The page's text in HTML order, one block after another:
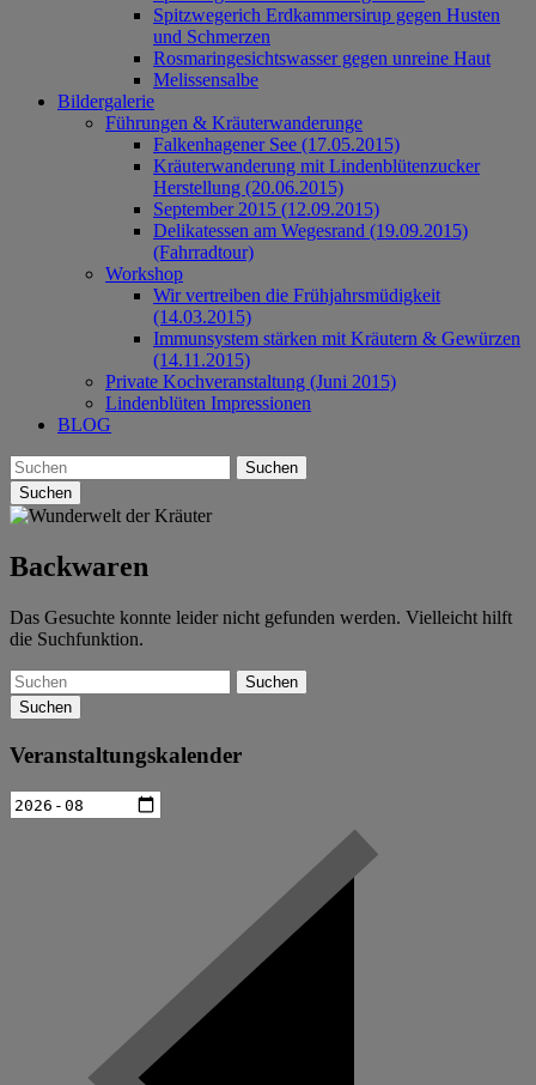
Spitzwegerich Erdkammersirup gegen Husten
und Schmerzen
Rosmaringesichtswasser gegen unreine Haut
Melissensalbe
Bildergalerie
Führungen & Kräuterwanderunge
Falkenhagener See (17.05.2015)
Kräuterwanderung mit Lindenblütenzucker
Herstellung (20.06.2015)
September 2015 (12.09.2015)
Delikatessen am Wegesrand (19.09.2015)
(Fahrradtour)
Workshop
Wir vertreiben die Frühjahrsmüdigkeit
(14.03.2015)
Immunsystem stärken mit Kräutern & Gewürzen
(14.11.2015)
Private Kochveranstaltung (Juni 2015)
Lindenblüten Impressionen
BLOG
Suchen
Backwaren
Das Gesuchte konnte leider nicht gefunden werden. Vielleicht hilft
die Suchfunktion.
Suchen
Veranstaltungskalender